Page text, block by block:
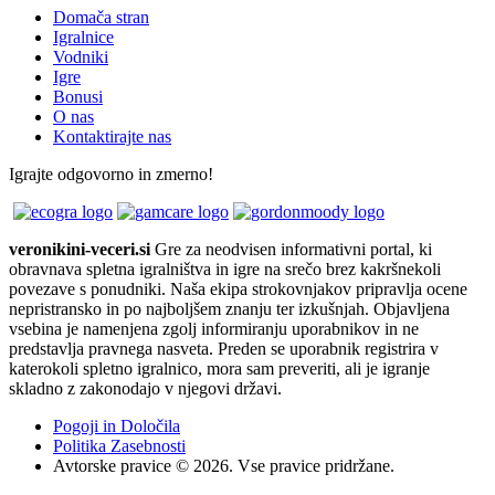
Domača stran
Igralnice
Vodniki
Igre
Bonusi
O nas
Kontaktirajte nas
Igrajte odgovorno in zmerno!
veronikini-veceri.si Gre za neodvisen informativni portal, ki
obravnava spletna igralništva in igre na srečo brez kakršnekoli
povezave s ponudniki. Naša ekipa strokovnjakov pripravlja ocene
nepristransko in po najboljšem znanju ter izkušnjah. Objavljena
vsebina je namenjena zgolj informiranju uporabnikov in ne
predstavlja pravnega nasveta. Preden se uporabnik registrira v
katerokoli spletno igralnico, mora sam preveriti, ali je igranje
skladno z zakonodajo v njegovi državi.
Pogoji in Določila
Politika Zasebnosti
Avtorske pravice © 2026. Vse pravice pridržane.